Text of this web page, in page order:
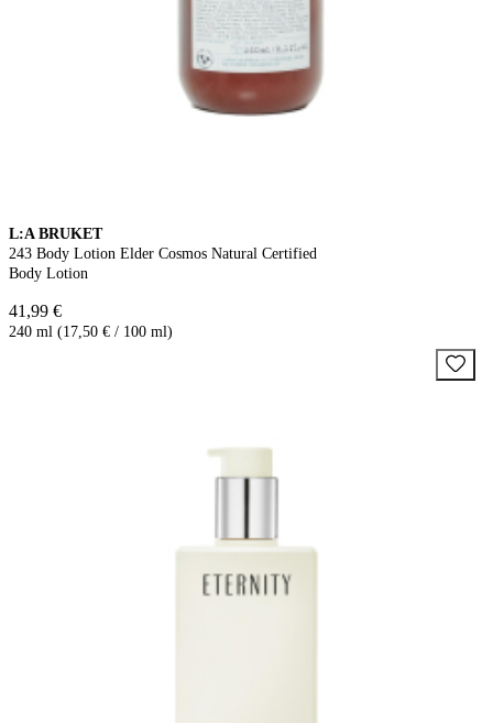
L:A BRUKET
243 Body Lotion Elder Cosmos Natural Certified
Body Lotion
41,99 €
240 ml (17,50 € / 100 ml)